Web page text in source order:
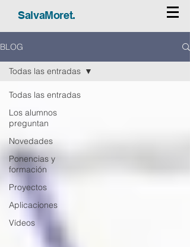
SalvaMoret.
BLOG
Todas las entradas
Los alumnos
preguntan
Novedades
Ponencias y
formación
Proyectos
Aplicaciones
Vídeos
Todas las entradas